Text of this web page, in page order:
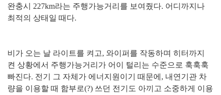
완충시 227km라는 주행가능거리를 보여줬다. 어디까지나
최적의 상태일 때다.
비가 오는 날 라이트를 켜고, 와이퍼를 작동하며 히터까지
켠 상황에서 주행가능거리가 어이 털리는 수준으로 훅훅훅
빠진다. 전기 그 자체가 에너지원이기 때문에, 내연기관 차
량을 이용할 때 함부로(?) 쓰던 전기도 아끼고 소중하게 이용